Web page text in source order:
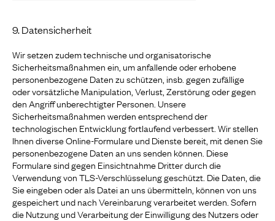
9. Datensicherheit
Wir setzen zudem technische und organisatorische
Sicherheitsmaßnahmen ein, um anfallende oder erhobene
personenbezogene Daten zu schützen, insb. gegen zufällige
oder vorsätzliche Manipulation, Verlust, Zerstörung oder gegen
den Angriff unberechtigter Personen. Unsere
Sicherheitsmaßnahmen werden entsprechend der
technologischen Entwicklung fortlaufend verbessert. Wir stellen
Ihnen diverse Online-Formulare und Dienste bereit, mit denen Sie
personenbezogene Daten an uns senden können. Diese
Formulare sind gegen Einsichtnahme Dritter durch die
Verwendung von TLS-Verschlüsselung geschützt. Die Daten, die
Sie eingeben oder als Datei an uns übermitteln, können von uns
gespeichert und nach Vereinbarung verarbeitet werden. Sofern
die Nutzung und Verarbeitung der Einwilligung des Nutzers oder